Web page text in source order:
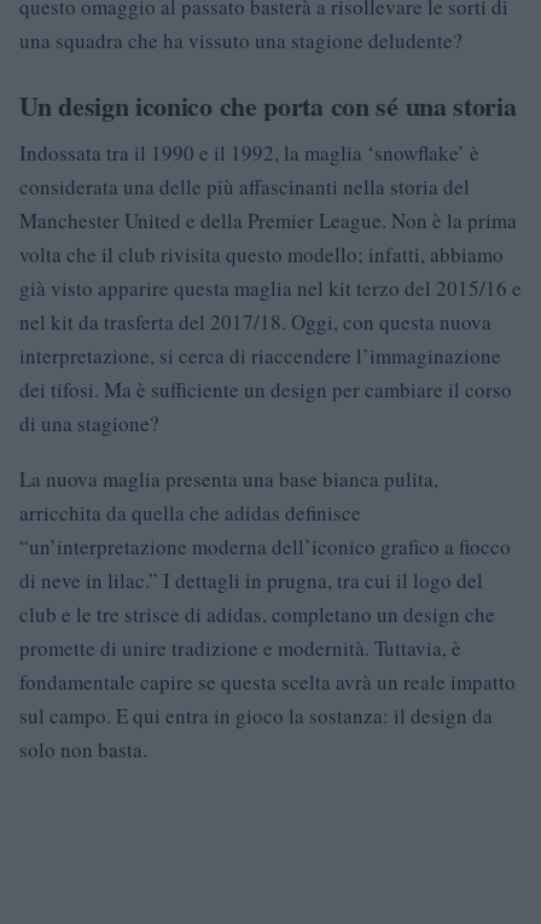
questo omaggio al passato basterà a risollevare le sorti di
una squadra che ha vissuto una stagione deludente?
Un design iconico che porta con sé una storia
Indossata tra il 1990 e il 1992, la maglia ‘snowflake’ è
considerata una delle più affascinanti nella storia del
Manchester United e della Premier League. Non è la prima
volta che il club rivisita questo modello; infatti, abbiamo
già visto apparire questa maglia nel kit terzo del 2015/16 e
nel kit da trasferta del 2017/18. Oggi, con questa nuova
interpretazione, si cerca di riaccendere l’immaginazione
dei tifosi. Ma è sufficiente un design per cambiare il corso
di una stagione?
La nuova maglia presenta una base bianca pulita,
arricchita da quella che adidas definisce
“un’interpretazione moderna dell’iconico grafico a fiocco
di neve in lilac.” I dettagli in prugna, tra cui il logo del
club e le tre strisce di adidas, completano un design che
promette di unire tradizione e modernità. Tuttavia, è
fondamentale capire se questa scelta avrà un reale impatto
sul campo. E qui entra in gioco la sostanza: il design da
solo non basta.